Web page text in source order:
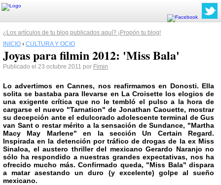
¿Los artículos de tu blog publicados aquí? ¡Propón tu blog!
INICIO › CULTURA Y OCIO
Joyas para filmin 2012: 'Miss Bala'
Publicado el 23 octubre 2011 por Fimin
Lo advertimos en Cannes, nos reafirmamos en Donosti. Ella
solita se bastaba para llevarse en La Croisette los elogios de
una exigente crítica que no le tembló el pulso a la hora de
cargarse el nuevo "Tarnation" de Jonathan Caouette, mostrar
su decepción ante el edulcorado adolescente terminal de Gus
van Santo restar mérito a la sensación de Sundance, "Martha
Macy May Marlene" en la sección Un Certain Regard.
Inspirada en la detención por tráfico de drogas de la ex Miss
Sinaloa, el austero thriller del mexicano Gerardo Naranjo no
sólo ha respondido a nuestras grandes expectativas, nos ha
ofrecido mucho más. Confirmado queda, "Miss Bala"dispara
a matar asestando un duro (y excelente) golpe al sueño
mexicano.